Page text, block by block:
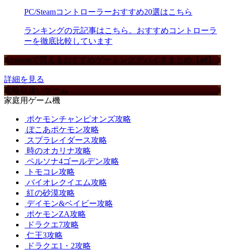
PC/Steamコントローラーおすすめ20選はこちら
ランキングの元記事はこちら。おすすめコントローラ
ーを徹底比較しています
Amazonで買えるおすすめゲーミングデバイスまとめ【ad】
詳細を見る
攻略取扱いゲーム
家庭用ゲーム機
ポケモンチャンピオンズ攻略
ぽこあポケモン攻略
スプラレイダース攻略
時のオカリナ攻略
ペルソナ4ゴールデン攻略
トモコレ攻略
バイオレクイエム攻略
紅の砂漠攻略
デイモン&ベイビー攻略
ポケモンZA攻略
ドラクエ7攻略
仁王3攻略
ドラクエ1・2攻略